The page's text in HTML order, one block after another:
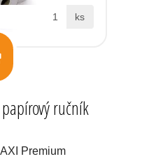
ks
ručník
Premium